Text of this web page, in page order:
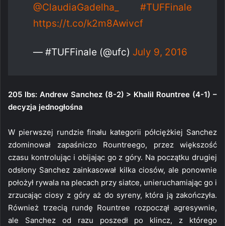
@ClaudiaGadelha_
#TUFFinale
https://t.co/k2m8Awivcf
— #TUFFinale (@ufc) July 9, 2016
205 lbs: Andrew Sanchez (8-2) > Khalil Rountree (4-1) –
decyzja jednogłośna
W pierwszej rundzie finału kategorii półciężkiej Sanchez
zdominował zapaśniczo Rountreego, przez większość
czasu kontrolując i obijając go z góry. Na początku drugiej
odsłony Sanchez zainkasował kilka ciosów, ale ponownie
położył rywala na plecach przy siatce, unieruchamiając go i
zrzucając ciosy z góry aż do syreny, która ją zakończyła.
Również trzecią rundę Rountree rozpoczął agresywnie,
ale Sanchez od razu poszedł po klincz, z którego